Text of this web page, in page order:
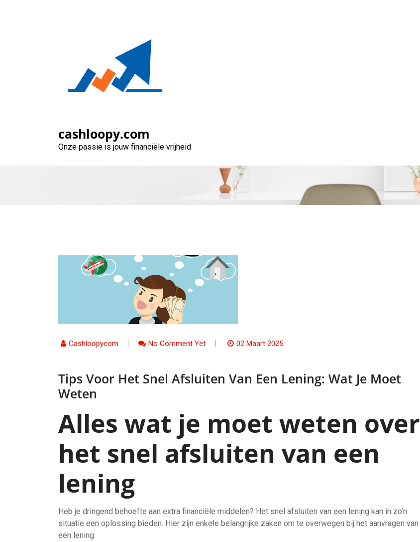
cashloopy.com
Onze passie is jouw financiële vrijheid
Cashloopycom No Comment Yet 02 Maart 2025
Tips Voor Het Snel Afsluiten Van Een Lening: Wat Je Moet
Weten
Alles wat je moet weten over
het snel afsluiten van een
lening
Heb je dringend behoefte aan extra financiële middelen? Het snel afsluiten van een lening kan in zo’n
situatie een oplossing bieden. Hier zijn enkele belangrijke zaken om te overwegen bij het aanvragen van
een lening: